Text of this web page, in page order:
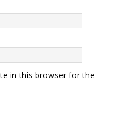
in this browser for the